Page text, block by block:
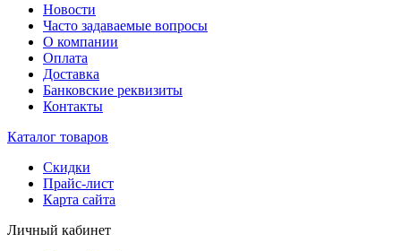
Новости
Часто задаваемые вопросы
О компании
Оплата
Доставка
Банковские реквизиты
Контакты
Каталог товаров
Скидки
Прайс-лист
Карта сайта
Личный кабинет